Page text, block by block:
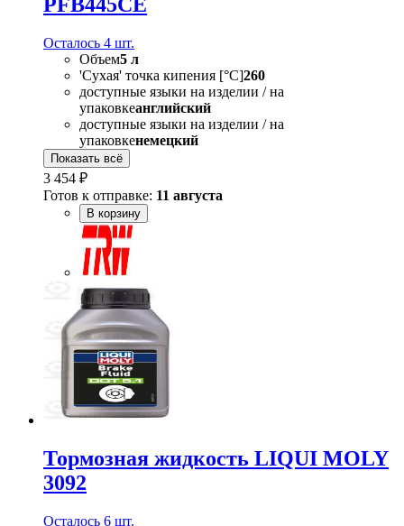
Осталось 4 шт.
Объем5 л
'Сухая' точка кипения [°C]260
доступные языки на изделии / на
упаковкеанглийский
доступные языки на изделии / на
упаковкенемецкий
Показать всё
3 454 ₽
Готов к отправке: 11 августа
В корзину
Тормозная жидкость LIQUI MOLY
3092
Осталось 6 шт.